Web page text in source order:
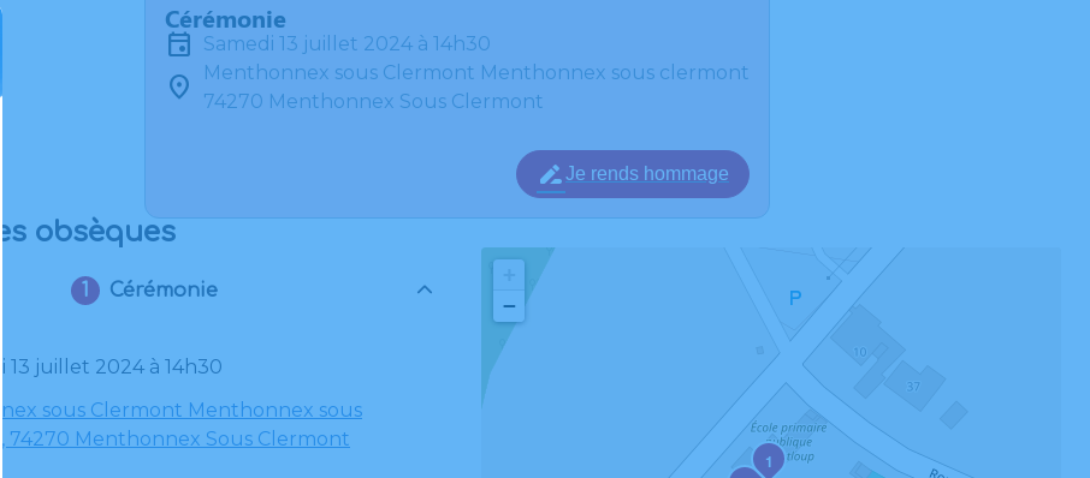
Cérémonie
samedi 13 juillet 2024 à 14h30
Menthonnex sous Clermont Menthonnex sous clermont
74270 Menthonnex Sous Clermont
Je rends hommage
obsèques
Cérémonie
13 juillet 2024 à 14h30
sous Clermont Menthonnex sous
74270 Menthonnex Sous Clermont
1
−